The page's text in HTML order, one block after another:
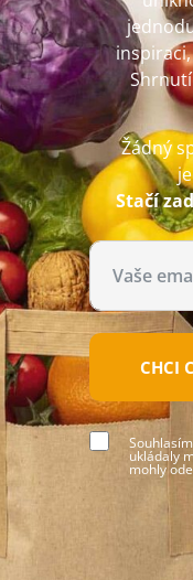
Žádný
Stačí
CHCI
ukládaly
mohly